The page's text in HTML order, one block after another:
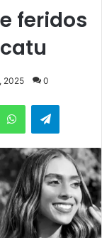
feridos
2025 0
WhatsAppTelegram